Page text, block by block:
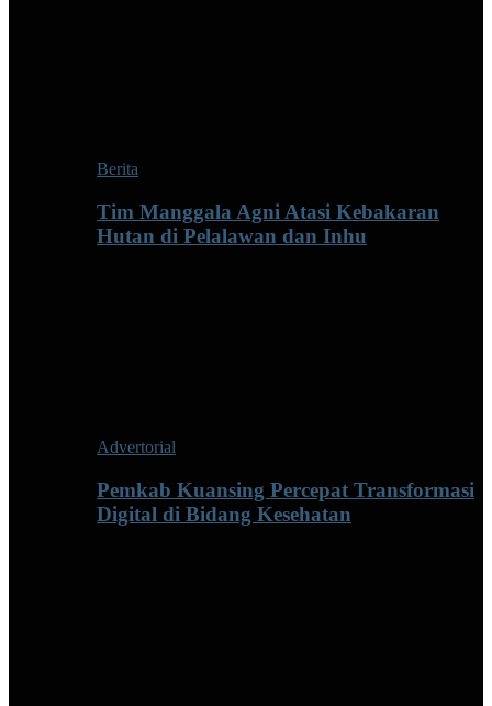
Berita
Tim Manggala Agni Atasi Kebakaran
Hutan di Pelalawan dan Inhu
Advertorial
Pemkab Kuansing Percepat Transformasi
Digital di Bidang Kesehatan